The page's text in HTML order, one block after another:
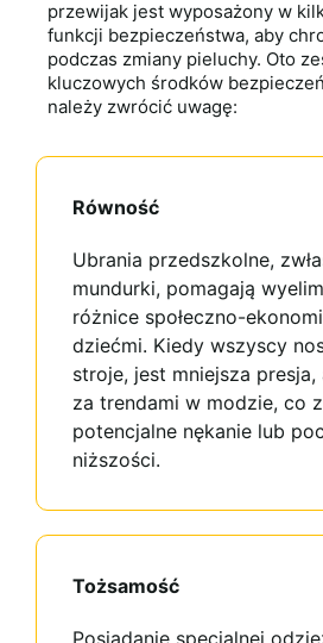
przewijak jest wyposażony w
funkcji bezpieczeństwa, aby
podczas zmiany pieluchy. Oto
kluczowych środków
należy zwrócić uwagę:
Równość
Ubrania przedszkolne,
mundurki, pomagają
różnice społeczno-
dziećmi. Kiedy wszyscy
stroje, jest mniejsza presja,
za trendami w modzie, co
potencjalne nękanie lub
niższości.
Tożsamość
Posiadanie specjalnej